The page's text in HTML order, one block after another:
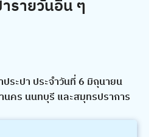
รายวันอื่น ๆ
ระปา ประจำวันที่ 6 มิถุนายน
คร นนทบุรี และสมุทรปราการ